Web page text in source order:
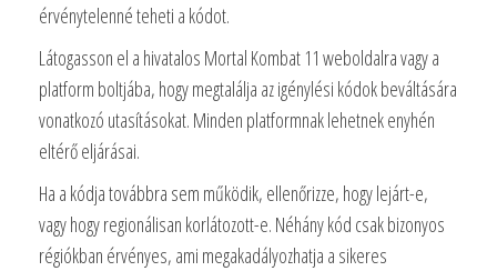
érvénytelenné teheti a kódot.
Látogasson el a hivatalos Mortal Kombat 11 weboldalra vagy a
platform boltjába, hogy megtalálja az igénylési kódok beváltására
vonatkozó utasításokat. Minden platformnak lehetnek enyhén
eltérő eljárásai.
Ha a kódja továbbra sem működik, ellenőrizze, hogy lejárt-e,
vagy hogy regionálisan korlátozott-e. Néhány kód csak bizonyos
régiókban érvényes, ami megakadályozhatja a sikeres